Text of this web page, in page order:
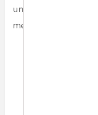
untuk memilih kain
membeli jaket agar